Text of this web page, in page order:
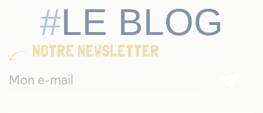
LE BLOG
NOTRE NEWSLETTER